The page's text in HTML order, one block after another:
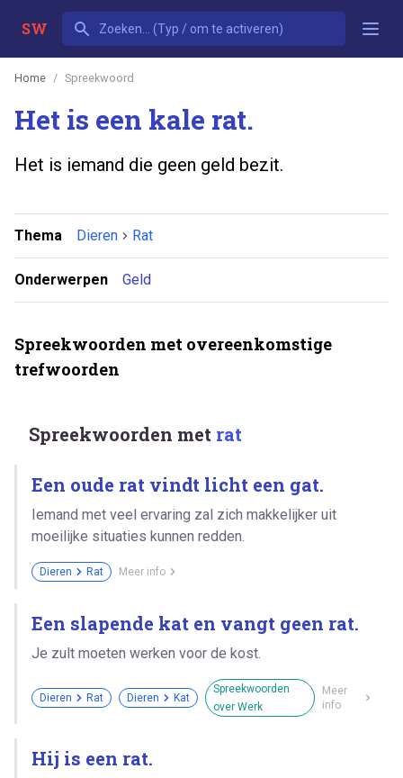
SW
Home Spreekwoord
Het is een kale rat.
Het is iemand die geen geld bezit.
Thema Dieren Rat
Onderwerpen Geld
Spreekwoorden met overeenkomstige
trefwoorden
Spreekwoorden met rat
Een oude rat vindt licht een gat.
Iemand met veel ervaring zal zich makkelijker uit
moeilijke situaties kunnen redden.
Dieren Rat Meer info
Een slapende kat en vangt geen rat.
Je zult moeten werken voor de kost.
Dieren Rat Dieren Kat
Spreekwoorden
over Werk
Meer
info
Hij is een rat.